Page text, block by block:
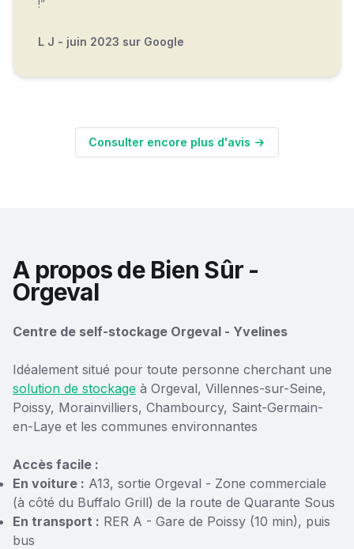
!”
L J - juin 2023 sur Google
Consulter encore plus d'avis
A propos de Bien Sûr -
Orgeval
Centre de self-stockage Orgeval - Yvelines
Idéalement situé pour toute personne cherchant une
solution de stockage à Orgeval, Villennes-sur-Seine,
Poissy, Morainvilliers, Chambourcy, Saint-Germain-
en-Laye et les communes environnantes
Accès facile :
En voiture : A13, sortie Orgeval - Zone commerciale
(à côté du Buffalo Grill) de la route de Quarante Sous
En transport : RER A - Gare de Poissy (10 min), puis
bus